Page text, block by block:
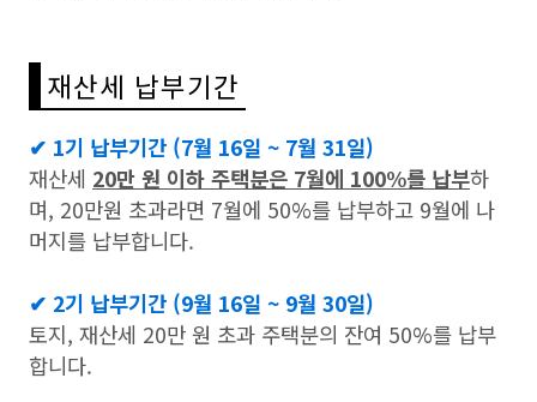
재산세 납부기간
✔ 1기 납부기간 (7월 16일 ~ 7월 31일)
재산세 20만 원 이하 주택분은 7월에 100%를 납부하
며, 20만원 초과라면 7월에 50%를 납부하고 9월에 나
머지를 납부합니다.
✔ 2기 납부기간 (9월 16일 ~ 9월 30일)
토지, 재산세 20만 원 초과 주택분의 잔여 50%를 납부
합니다.